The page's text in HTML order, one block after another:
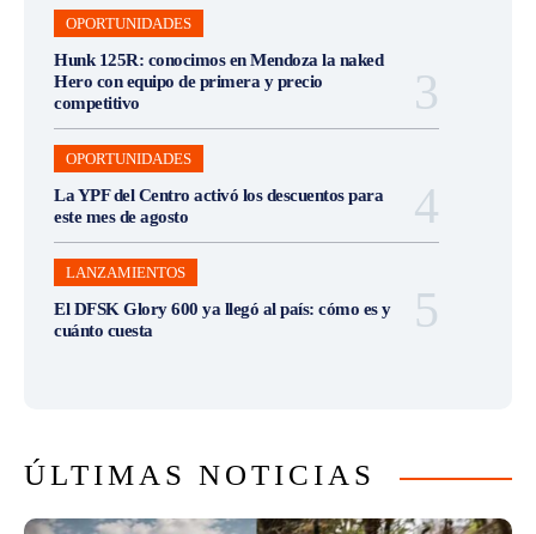
OPORTUNIDADES
Hunk 125R: conocimos en Mendoza la naked
Hero con equipo de primera y precio
competitivo
OPORTUNIDADES
La YPF del Centro activó los descuentos para
este mes de agosto
LANZAMIENTOS
El DFSK Glory 600 ya llegó al país: cómo es y
cuánto cuesta
ÚLTIMAS NOTICIAS